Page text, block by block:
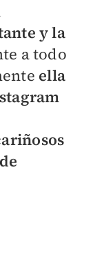
y la
a todo
ella